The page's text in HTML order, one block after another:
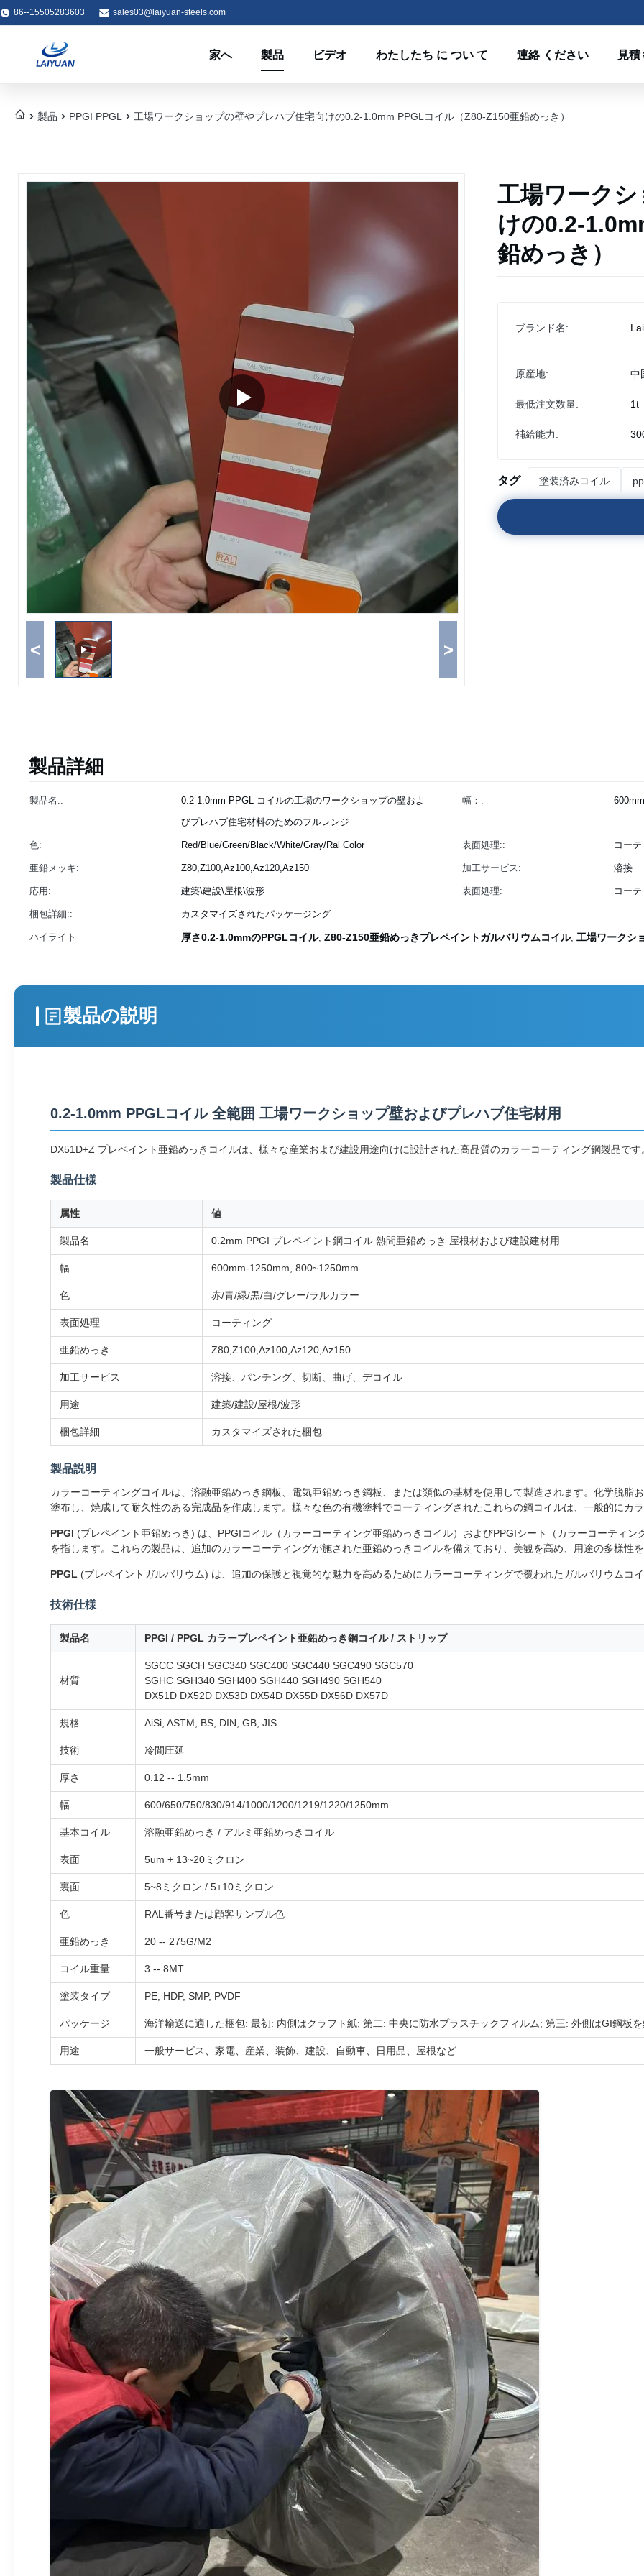
86--15505283603 sales03@laiyuan-steels.com
家へ 製品 ビデオ わたしたち に つい て 連絡 ください 見
製品 PPGI PPGL 工場ワークショップの壁やプレハブ住宅向けの0.2-1.0mm PPGLコイル（Z80-Z150亜鉛めっき）
< >
工場ワーク
けの0.2-
鉛めっき）
ブランド名:
原産地: 中
最低注文数量: 1t
補給能力:
タグ 塗装済みコイル
製品詳細
製品名::
0.2-1.0mm PPGL コイルの工場のワークショップの壁およ
びプレハブ住宅材料のためのフルレンジ
幅：:
色: Red/Blue/Green/Black/White/Gray/Ral Color 表面処理:: コー
亜鉛メッキ: Z80,Z100,Az100,Az120,Az150 加工サービス: 溶接
応用: 建築\建設\屋根\波形 表面処理: コー
梱包詳細:: カスタマイズされたパッケージング
ハイライト 厚さ0.2-1.0mmのPPGLコイル, Z80-Z150亜鉛めっきプレペイントガルバリウムコイル, 工場ワークシ
製品の説明
0.2-1.0mm PPGLコイル 全範囲 工場ワークショップ壁およびプレハブ住宅材用
DX51D+Z プレペイント亜鉛めっきコイルは、様々な産業および建設用途向けに設計された高品質のカラーコーティング鋼製品です
製品仕様
属性 値
製品名 0.2mm PPGI プレペイント鋼コイル 熱間亜鉛めっき 屋根材および建設建材用
幅 600mm-1250mm, 800~1250mm
色 赤/青/緑/黒/白/グレー/ラルカラー
表面処理 コーティング
亜鉛めっき Z80,Z100,Az100,Az120,Az150
加工サービス 溶接、パンチング、切断、曲げ、デコイル
用途 建築/建設/屋根/波形
梱包詳細 カスタマイズされた梱包
製品説明
カラーコーティングコイルは、溶融亜鉛めっき鋼板、電気亜鉛めっき鋼板、または類似の基材を使用して製造されます。化学脱脂
塗布し、焼成して耐久性のある完成品を作成します。様々な色の有機塗料でコーティングされたこれらの鋼コイルは、一般的にカ
PPGI (プレペイント亜鉛めっき) は、PPGIコイル（カラーコーティング亜鉛めっきコイル）およびPPGIシート（カラーコーティ
を指します。これらの製品は、追加のカラーコーティングが施された亜鉛めっきコイルを備えており、美観を高め、用途の多様性
PPGL (プレペイントガルバリウム) は、追加の保護と視覚的な魅力を高めるためにカラーコーティングで覆われたガルバリウムコ
技術仕様
製品名 PPGI / PPGL カラープレペイント亜鉛めっき鋼コイル / ストリップ
材質
SGCC SGCH SGC340 SGC400 SGC440 SGC490 SGC570
SGHC SGH340 SGH400 SGH440 SGH490 SGH540
DX51D DX52D DX53D DX54D DX55D DX56D DX57D
規格 AiSi, ASTM, BS, DIN, GB, JIS
技術 冷間圧延
厚さ 0.12 -- 1.5mm
幅 600/650/750/830/914/1000/1200/1219/1220/1250mm
基本コイル 溶融亜鉛めっき / アルミ亜鉛めっきコイル
表面 5um + 13~20ミクロン
裏面 5~8ミクロン / 5+10ミクロン
色 RAL番号または顧客サンプル色
亜鉛めっき 20 -- 275G/M2
コイル重量 3 -- 8MT
塗装タイプ PE, HDP, SMP, PVDF
パッケージ 海洋輸送に適した梱包: 最初: 内側はクラフト紙; 第二: 中央に防水プラスチックフィルム; 第三: 外側はGI鋼板
用途 一般サービス、家電、産業、装飾、建設、自動車、日用品、屋根など